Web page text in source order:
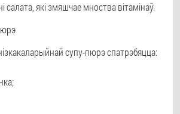
салата, які змяшчае мноства вітамінаў.
супу-пюрэ спатрэбяцца: